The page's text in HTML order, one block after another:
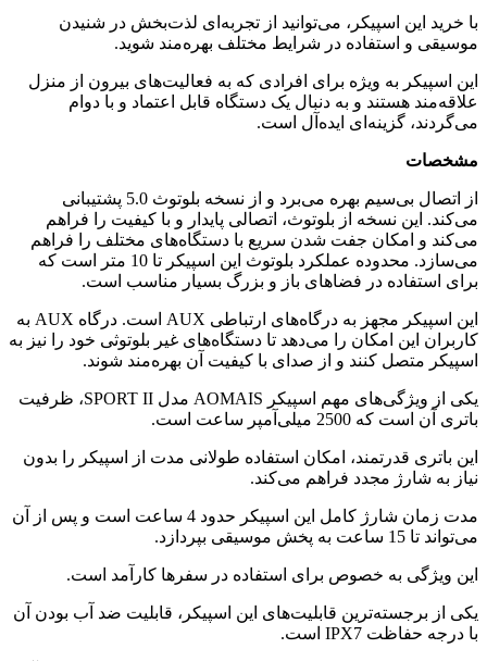
با خرید این اسپیکر، می‌توانید از تجربه‌ای لذت‌بخش در شنیدن
موسیقی و استفاده در شرایط مختلف بهره‌مند شوید.
این اسپیکر به ویژه برای افرادی که به فعالیت‌های بیرون از منزل
علاقه‌مند هستند و به دنبال یک دستگاه قابل اعتماد و با دوام
می‌گردند، گزینه‌ای ایده‌آل است.
مشخصات
از اتصال بی‌سیم بهره می‌برد و از نسخه بلوتوث 5.0 پشتیبانی
می‌کند. این نسخه از بلوتوث، اتصالی پایدار و با کیفیت را فراهم
می‌کند و امکان جفت شدن سریع با دستگاه‌های مختلف را فراهم
می‌سازد. محدوده عملکرد بلوتوث این اسپیکر تا 10 متر است که
برای استفاده در فضاهای باز و بزرگ بسیار مناسب است.
این اسپیکر مجهز به درگاه‌های ارتباطی AUX است. درگاه AUX به
کاربران این امکان را می‌دهد تا دستگاه‌های غیر بلوتوثی خود را نیز به
اسپیکر متصل کنند و از صدای با کیفیت آن بهره‌مند شوند.
یکی از ویژگی‌های مهم اسپیکر AOMAIS مدل SPORT II، ظرفیت
باتری آن است که 2500 میلی‌آمپر ساعت است.
این باتری قدرتمند، امکان استفاده طولانی مدت از اسپیکر را بدون
نیاز به شارژ مجدد فراهم می‌کند.
مدت زمان شارژ کامل این اسپیکر حدود 4 ساعت است و پس از آن
می‌تواند تا 15 ساعت به پخش موسیقی بپردازد.
این ویژگی به خصوص برای استفاده در سفرها کارآمد است.
یکی از برجسته‌ترین قابلیت‌های این اسپیکر، قابلیت ضد آب بودن آن
با درجه حفاظت IPX7 است.